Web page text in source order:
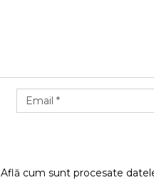
Află cum sunt procesate